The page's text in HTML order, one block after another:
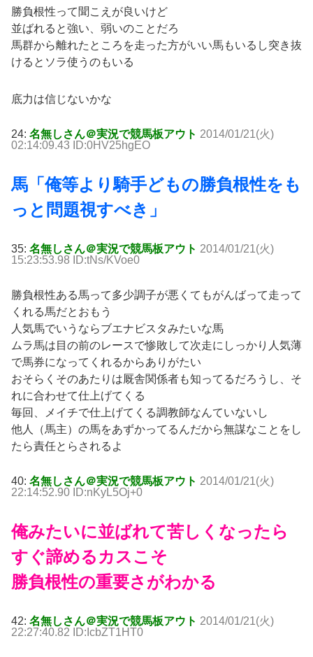
勝負根性って聞こえが良いけど
並ばれると強い、弱いのことだろ
馬群から離れたところを走った方がいい馬もいるし突き抜
けるとソラ使うのもいる
底力は信じないかな
24: 名無しさん＠実況で競馬板アウト 2014/01/21(火)
02:14:09.43 ID:0HV25hgEO
馬「俺等より騎手どもの勝負根性をも
っと問題視すべき」
35: 名無しさん＠実況で競馬板アウト 2014/01/21(火)
15:23:53.98 ID:tNs/KVoe0
勝負根性ある馬って多少調子が悪くてもがんばって走って
くれる馬だとおもう
人気馬でいうならブエナビスタみたいな馬
ムラ馬は目の前のレースで惨敗して次走にしっかり人気薄
で馬券になってくれるからありがたい
おそらくそのあたりは厩舎関係者も知ってるだろうし、そ
れに合わせて仕上げてくる
毎回、メイチで仕上げてくる調教師なんていないし
他人（馬主）の馬をあずかってるんだから無謀なことをし
たら責任とらされるよ
40: 名無しさん＠実況で競馬板アウト 2014/01/21(火)
22:14:52.90 ID:nKyL5Oj+0
俺みたいに並ばれて苦しくなったら
すぐ諦めるカスこそ
勝負根性の重要さがわかる
42: 名無しさん＠実況で競馬板アウト 2014/01/21(火)
22:27:40.82 ID:IcbZT1HT0